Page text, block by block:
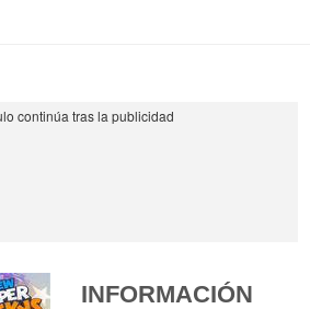
INFORMACIÓN